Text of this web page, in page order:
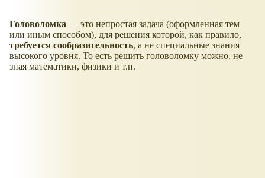
Головоломка — это непростая задача (оформленная тем
или иным способом), для решения которой, как правило,
требуется сообразительность, а не специальные знания
высокого уровня. То есть решить головоломку можно, не
зная математики, физики и т.п.